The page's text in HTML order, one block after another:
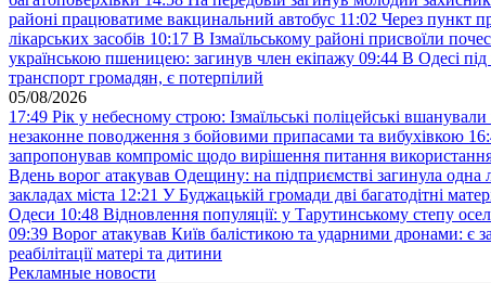
районі працюватиме вакцинальний автобус 11:02 Через пункт
лікарських засобів 10:17 В Ізмаїльському районі присвоїли
українською пшеницею: загинув член екіпажу 09:44 В Одесі
транспорт громадян, є потерпілий
05/08/2026
17:49 Рік у небесному строю: Ізмаїльські поліцейські
незаконне поводження з бойовими припасами та вибухівкою
запропонував компроміс щодо вирішення питання
Вдень ворог атакував Одещину: на підприємстві загинула одна
закладах міста 12:21 У Буджацькій громади дві багатодітні
Одеси 10:48 Відновлення популяції: у Тарутинському степу
09:39 Ворог атакував Київ балістикою та ударними дронами: є
реабілітації матері та дитини
Рекламные новости